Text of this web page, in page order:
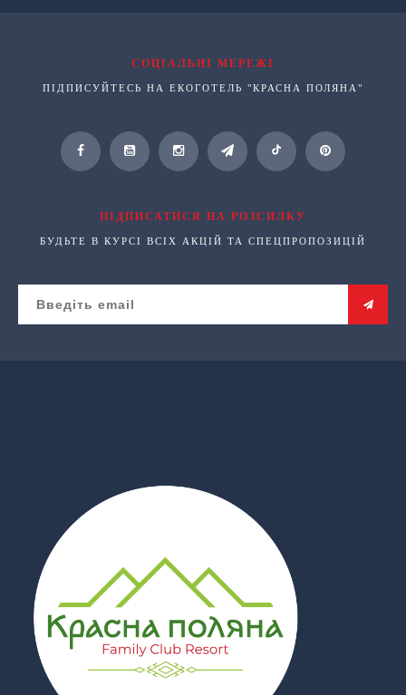
СОЦІАЛЬНІ МЕРЕЖІ
ПІДПИСУЙТЕСЬ НА ЕКОГОТЕЛЬ "КРАСНА ПОЛЯНА"
ПІДПИСАТИСЯ НА РОЗСИЛКУ
БУДЬТЕ В КУРСІ ВСІХ АКЦІЙ ТА СПЕЦПРОПОЗИЦІЙ